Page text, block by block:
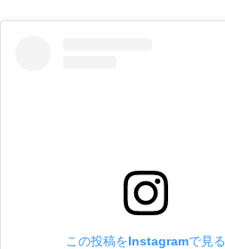
この投稿をInstagramで見る